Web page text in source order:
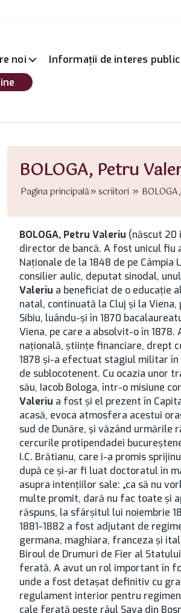
noi Informații de interes public
BOLOGA, Petru
Pagina principală scriitori
BOLOGA, Petru Valeriu (născut 20
director de bancă. A fost unicul fiu
Naţionale de la 1848 de pe
consilier aulic, deputat sinodal,
Valeriu a beneficiat de o educaţie
natal, continuată la Cluj şi la
Sibiu, luându-şi în 1870
Viena, pe care a absolvit-o în
naţională, ştiinţe financiare, drept
1878 şi-a efectuat stagiul militar
de sublocotenent. Cu ocazia unor
său, Iacob Bologa, într-o misiune
Valeriu a fost şi el prezent în
acasă, evoca atmosfera acestui
sud de Dunăre, şi văzând
cercurile protipendadei
I.C. Brătianu, care i-a promis
după ce şi-ar fi luat doctoratul în
asupra intenţiilor sale: „ca să nu
multe promit, dară nu fac toate şi
răspuns, la sfârşitul lui noiembrie
1881-1882 a fost adjutant de
germana, maghiara, franceza şi
Biroul de Drumuri de Fier al
ferată. A avut un rol important în
unde a fost detaşat definitiv cu
regulament interior pentru
cale ferată peste râul Sava din